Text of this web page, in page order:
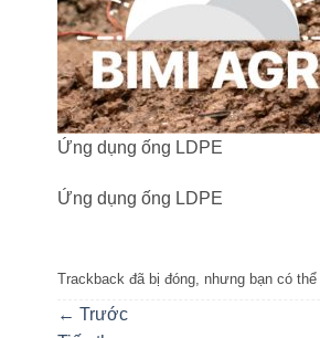
Ứng dụng ống LDPE
Ứng dụng ống LDPE
Trackback đã bị đóng, nhưng bạn có thể
← Trước